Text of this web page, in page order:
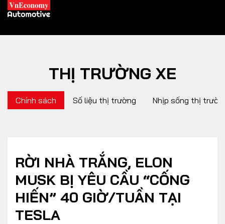
XE XANH
THỊ TRƯỜNG XE
Chính sách
DOANH NGHIỆP
THỊ TRƯỜNG XE
Chính sách Số liệu thị trường Nhịp sống thị
RỜI NHÀ TRẮNG, ELON
MUSK BỊ YÊU CẦU “CỐNG
HIẾN” 40 GIỜ/TUẦN TẠI
TESLA